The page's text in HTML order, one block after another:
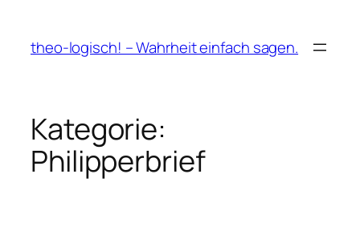
springen
theo-logisch! – Wahrheit einfach sagen.
Kategorie:
Philipperbrief